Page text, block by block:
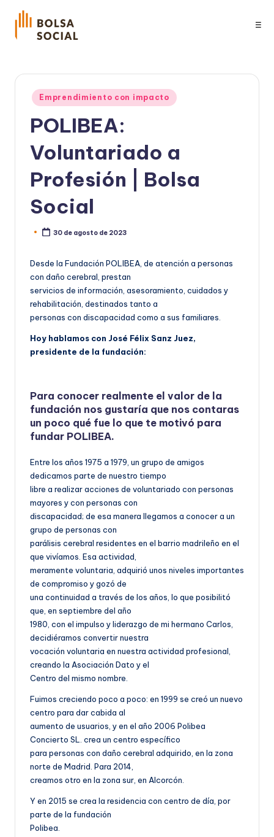
☰
Publicado
en
Emprendimiento con impacto
POLIBEA:
Voluntariado a
Profesión | Bolsa
Social
Publicado30 de agosto de 2023
Desde la Fundación POLIBEA, de atención a personas
con daño cerebral, prestan
servicios de información, asesoramiento, cuidados y
rehabilitación, destinados tanto a
personas con discapacidad como a sus familiares.
Hoy hablamos con José Félix Sanz Juez,
presidente de la fundación:
Para conocer realmente el valor de la
fundación nos gustaría que nos contaras
un poco qué fue lo que te motivó para
fundar POLIBEA.
Entre los años 1975 a 1979, un grupo de amigos
dedicamos parte de nuestro tiempo
libre a realizar acciones de voluntariado con personas
mayores y con personas con
discapacidad; de esa manera llegamos a conocer a un
grupo de personas con
parálisis cerebral residentes en el barrio madrileño en el
que vivíamos. Esa actividad,
meramente voluntaria, adquirió unos niveles importantes
de compromiso y gozó de
una continuidad a través de los años, lo que posibilitó
que, en septiembre del año
1980, con el impulso y liderazgo de mi hermano Carlos,
decidiéramos convertir nuestra
vocación voluntaria en nuestra actividad profesional,
creando la Asociación Dato y el
Centro del mismo nombre.
Fuimos creciendo poco a poco: en 1999 se creó un nuevo
centro para dar cabida al
aumento de usuarios, y en el año 2006 Polibea
Concierto SL. crea un centro específico
para personas con daño cerebral adquirido, en la zona
norte de Madrid. Para 2014,
creamos otro en la zona sur, en Alcorcón.
Y en 2015 se crea la residencia con centro de día, por
parte de la fundación
Polibea.